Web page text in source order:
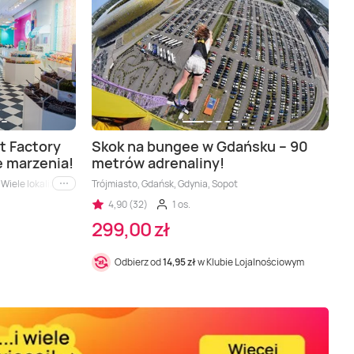
Factory
marzenia!
lokalizacji, Bielsko-Biała, Bydgoszcz, Częstochowa, Gdańsk, Gdynia,
i inne
Skok na bungee w Gdańsku – 90
metrów adrenaliny!
Trójmiasto, Gdańsk, Gdynia, Sopot
4,90 (32)
1 os.
299,00 zł
Odbierz od14,95 złw Klubie Lojalnościowym